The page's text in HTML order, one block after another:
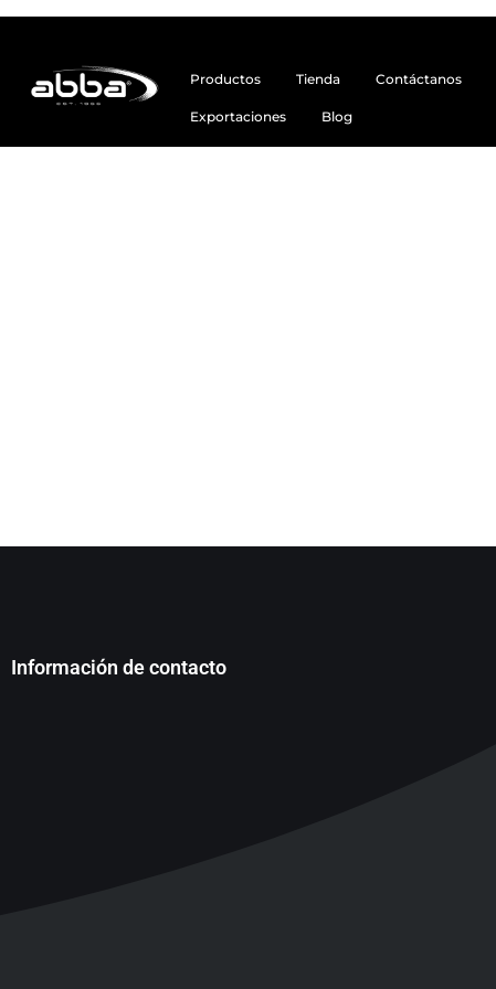
Productos Tienda Contáctanos
Exportaciones Blog
Información de contacto